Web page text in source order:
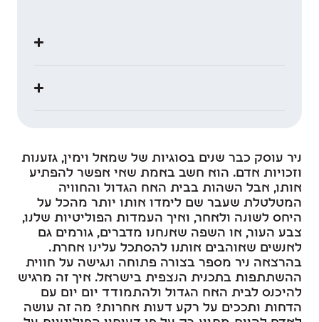
ניר עוסק כבר שנים בסוגיות של שמאל וימין, גזענות
וזכויות אדם. הוא חשב באמת שאי אפשר להפתיע
אותו, אבל השהות בבית האח הגדול והחוויה
המטלטלת שעבר שם לימדו אותו יותר מהכל על
היחס לשונה ולאחר, ואיך העמדות הפוליטיות שלנו,
צבע העור, או השפה שאנחנו מדברים, גורמים גם
לאנשים שאוהבים אותנו להסתכל עלינו אחרת.
בהרצאה ניר מספר בצורה פתוחה ונגישה על חווית
ההשתתפות בתכנית הנצפית בישראל. איך זה מרגיש
להיכנס לבית האח הגדול ולהתמודד יום יום עם
הדחות ותככים על רקע דעות אחרות? מה זה עושה